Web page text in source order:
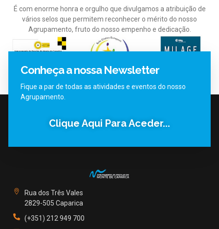
É com enorme honra e orgulho que divulgamos a atribuição de
vários selos que permitem reconhecer o mérito do nosso
Agrupamento, fruto do nosso empenho e dedicação.
Conheça a nossa Newsletter
Fique a par de todas as atividades e eventos do nosso
Agrupamento.
Clique Aqui Para Aceder...
Rua dos Três Vales
2829-505 Caparica
(+351) 212 949 700